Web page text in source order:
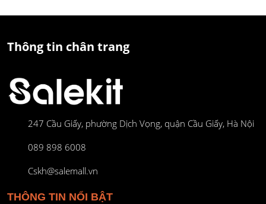
Thông tin chân trang
247 Cầu Giấy, phường Dịch Vọng, quận Cầu Giấy, Hà Nội
089 898 6008
Cskh@salemall.vn
THÔNG TIN NỔI BẬT